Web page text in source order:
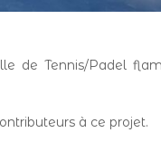
de Tennis/Padel
à ce projet.